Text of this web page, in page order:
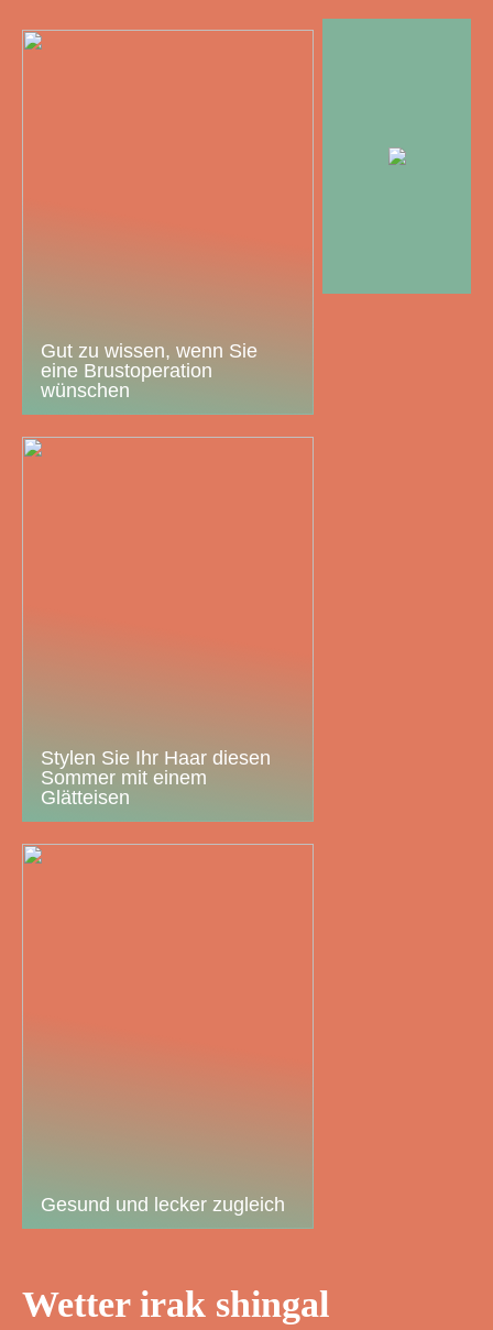
Gut zu wissen, wenn Sie
eine Brustoperation
wünschen
Stylen Sie Ihr Haar diesen
Sommer mit einem
Glätteisen
Gesund und lecker zugleich
Wetter irak shingal